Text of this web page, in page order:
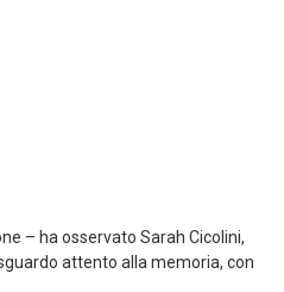
– ha osservato Sarah Cicolini,
attento alla memoria, con